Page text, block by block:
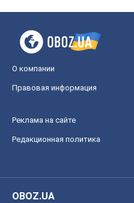
О компании
Правовая информация
Реклама на сайте
Редакционная политика
OBOZ.UA